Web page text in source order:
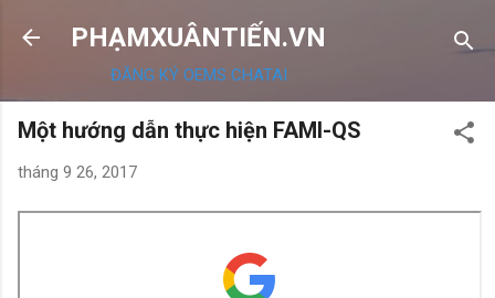
Chuyển đến nội dung chính
PHẠMXUÂNTIẾN.VN
ĐĂNG KÝ OEMS CHATAI
Một hướng dẫn thực hiện FAMI-QS
tháng 9 26, 2017